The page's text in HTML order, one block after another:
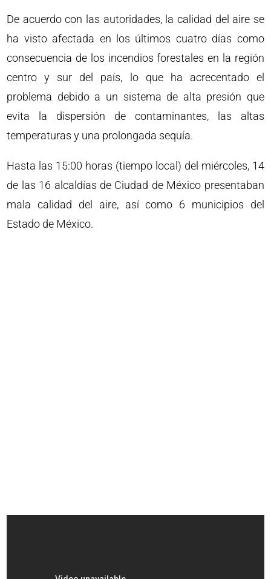
De acuerdo con las autoridades, la calidad del aire se
ha visto afectada en los últimos cuatro días como
consecuencia de los incendios forestales en la región
centro y sur del país, lo que ha acrecentado el
problema debido a un sistema de alta presión que
evita la dispersión de contaminantes, las altas
temperaturas y una prolongada sequía.
Hasta las 15:00 horas (tiempo local) del miércoles, 14
de las 16 alcaldías de Ciudad de México presentaban
mala calidad del aire, así como 6 municipios del
Estado de México.